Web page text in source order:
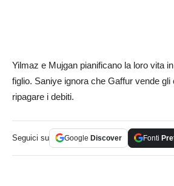
Yilmaz e Mujgan pianificano la loro vita
figlio. Saniye ignora che Gaffur vende
ripagare i debiti.
Seguici su Google Discover Fonti